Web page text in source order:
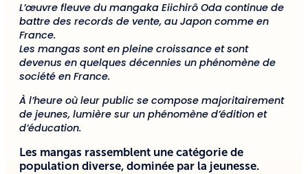
L’œuvre fleuve du mangaka Eiichirô Oda continue de
battre des records de vente, au Japon comme en
France.
Les mangas sont en pleine croissance et sont
devenus en quelques décennies un phénomène de
société en France.
À l’heure où leur public se compose majoritairement
de jeunes, lumière sur un phénomène d’édition et
d’éducation.
Les mangas rassemblent une catégorie de
population diverse, dominée par la jeunesse.